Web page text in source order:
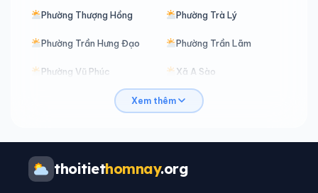
Phường Thượng Hồng Phường Trà Lý
Phường Trần Hưng Đạo Phường Trần Lãm
Phường Vũ Phúc Xã A Sào
Xã Bắc Đông Hưng
Xã Bắc Thụy Anh
Xã Bình Định
Xem thêm
thoitiethomnay.org